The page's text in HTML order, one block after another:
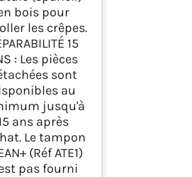
bois pour
les crêpes.
15
: Les pièces
sont
au
jusqu'à
ans après
Le tampon
(Réf ATE1)
pas fourni